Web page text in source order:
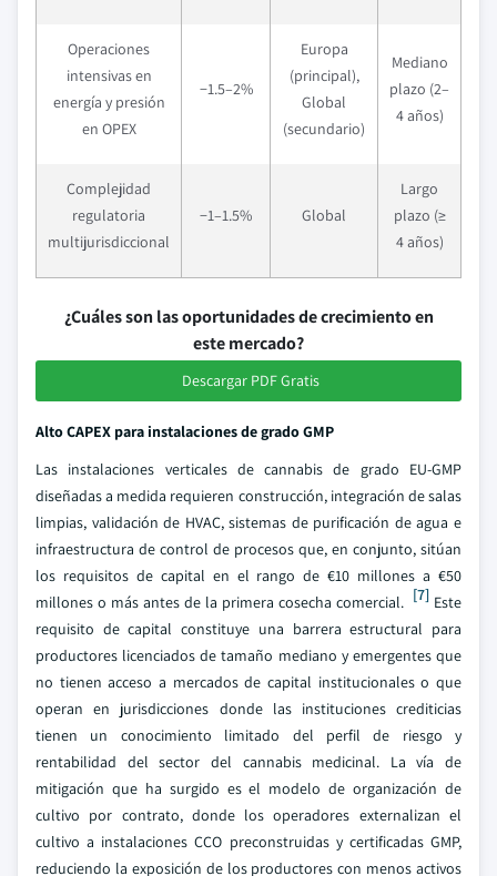
Operaciones
intensivas en
energía y presión
en OPEX
−1.5–2%
Europa
(principal),
Global
(secundario)
Mediano
plazo (2–
4 años)
Complejidad
regulatoria
multijurisdiccional
−1–1.5% Global
Largo
plazo (≥
4 años)
¿Cuáles son las oportunidades de crecimiento en
este mercado?
Descargar PDF Gratis
Alto CAPEX para instalaciones de grado GMP
Las instalaciones verticales de cannabis de grado EU-GMP
diseñadas a medida requieren construcción, integración de salas
limpias, validación de HVAC, sistemas de purificación de agua e
infraestructura de control de procesos que, en conjunto, sitúan
los requisitos de capital en el rango de €10 millones a €50
millones o más antes de la primera cosecha comercial. [7] Este
requisito de capital constituye una barrera estructural para
productores licenciados de tamaño mediano y emergentes que
no tienen acceso a mercados de capital institucionales o que
operan en jurisdicciones donde las instituciones crediticias
tienen un conocimiento limitado del perfil de riesgo y
rentabilidad del sector del cannabis medicinal. La vía de
mitigación que ha surgido es el modelo de organización de
cultivo por contrato, donde los operadores externalizan el
cultivo a instalaciones CCO preconstruidas y certificadas GMP,
reduciendo la exposición de los productores con menos activos